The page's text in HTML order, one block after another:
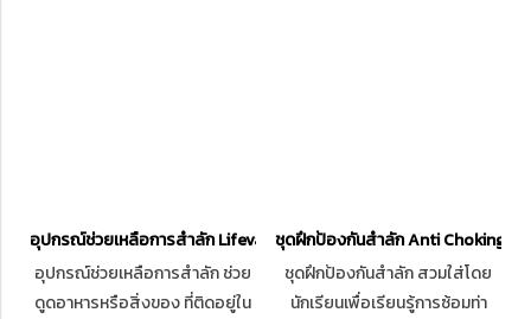
อุปกรณ์ช่วยเหลือการสำลัก Lifevac Home Kit USA
อุปกรณ์ช่วยเหลือการสำลัก ช่วย
ดูดอาหารหรือสิ่งของ ที่ติดอยู่ใน
ชุดฝึกป้องกันสำลัก Anti Choking
ชุดฝึกป้องกันสำลัก สวมใส่โดย
นักเรียนเพื่อเรียนรู้การซ้อมท่า